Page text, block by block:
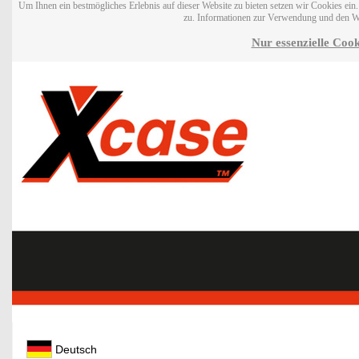
Um Ihnen ein bestmögliches Erlebnis auf dieser Website zu bieten setzen wir Cookies
zu. Informationen zur Verwendung und den
Nur essenzielle
Deutsch